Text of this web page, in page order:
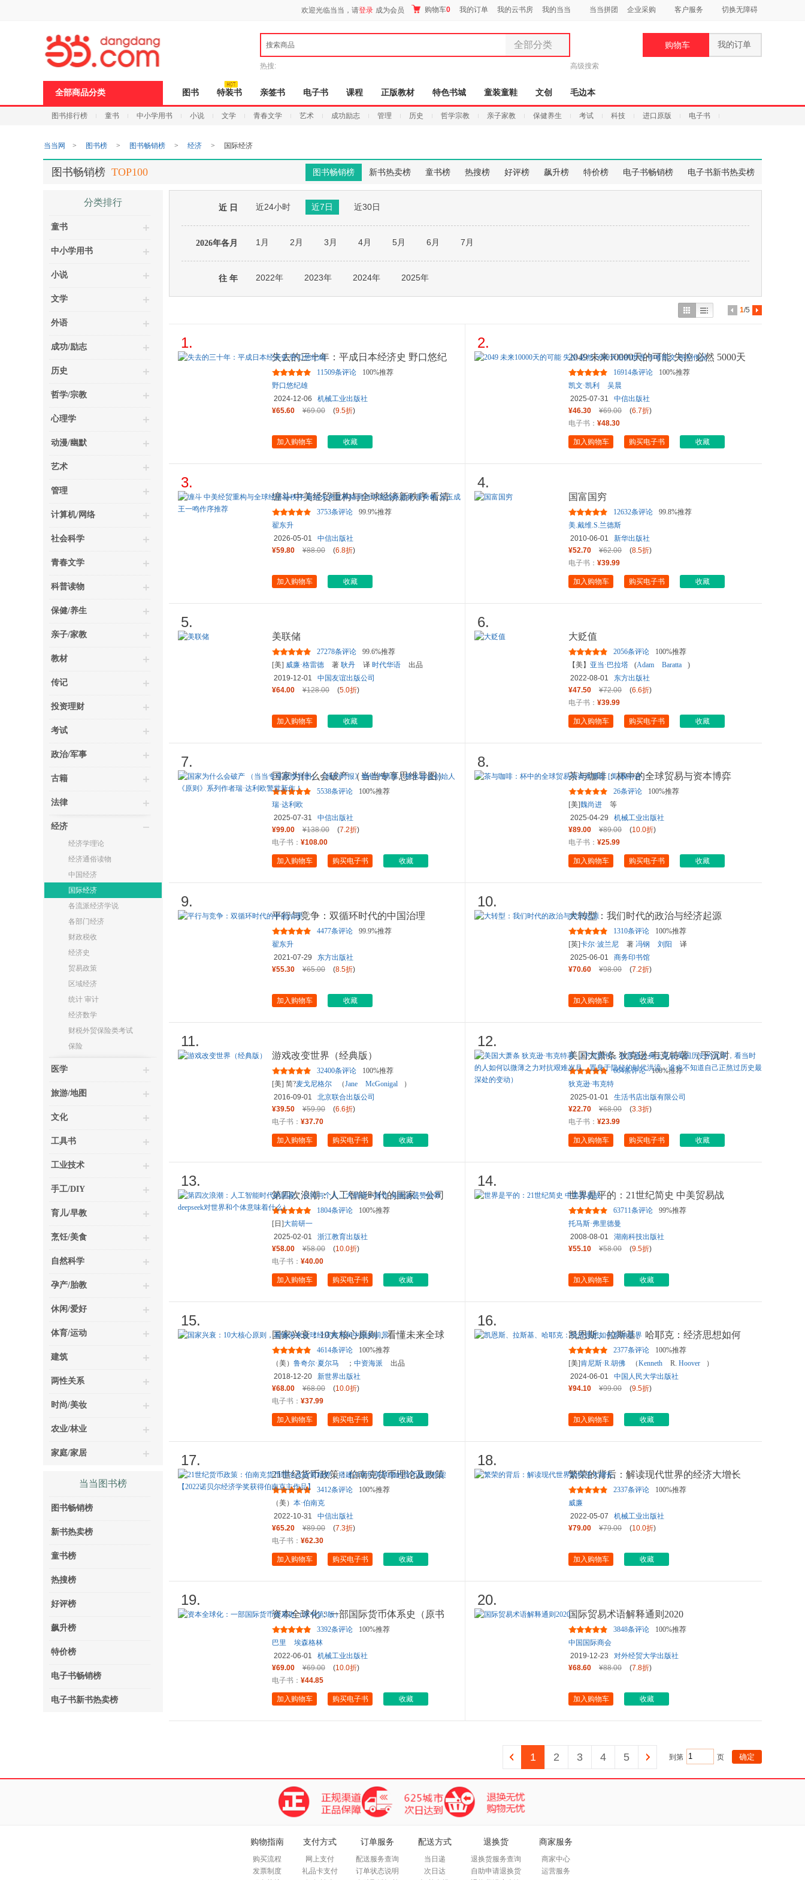
欢迎光临当当，请登录 成为会员 购物车0 我的订单 我的云书房 我的当当 当当拼团 企业采购 客户服务 切换无障碍
搜索商品 全部分类
图书
电子书
音像
玩具
孕婴服饰
热搜: 高级搜索
购物车 我的订单
全部商品分类 图书 特装书 亲签书 电子书 课程 正版教材 特色书城 童装童鞋 文创 毛边本
图书排行榜 童书 中小学用书 小说 文学 青春文学 艺术 成功励志 管理 历史 哲学宗教 亲子家教 保健养生 考试 科技 进口原版 电子书
页
当当网 > 图书榜 > 图书畅销榜 > 经济 > 国际经济
图书畅销榜 新书热卖榜 童书榜 热搜榜 好评榜 飙升榜 特价榜 电子书畅销榜 电子书新书热卖榜
图书畅销榜 TOP100
分类排行
童书
中小学用书
小说
文学
外语
成功/励志
历史
哲学/宗教
心理学
动漫/幽默
艺术
管理
计算机/网络
社会科学
青春文学
科普读物
保健/养生
亲子/家教
教材
传记
投资理财
考试
政治/军事
古籍
法律
经济
经济学理论
经济通俗读物
中国经济
国际经济
各流派经济学说
各部门经济
财政税收
经济史
贸易政策
区域经济
统计 审计
经济数学
财税外贸保险类考试
保险
医学
旅游/地图
文化
工具书
工业技术
手工/DIY
育儿/早教
烹饪/美食
自然科学
孕产/胎教
休闲/爱好
体育/运动
建筑
两性关系
时尚/美妆
农业/林业
家庭/家居
当当图书榜
图书畅销榜
新书热卖榜
童书榜
热搜榜
好评榜
飙升榜
特价榜
电子书畅销榜
电子书新书热卖榜
近 日 近24小时 近7日 近30日
2026年各月 1月 2月 3月 4月 5月 6月 7月
往 年 2022年 2023年 2024年 2025年
1/5
1.
失去的三十年：平成日本经济史 野口悠纪
雄
11509条评论
100%推荐
野口悠纪雄
2024-12-06
机械工业出版社
¥65.60
¥69.00 (9.5折)
加入购物车 收藏
2.
2049 未来10000天的可能 失控 必然 5000天
后的世界 作者凯文·...
16914条评论
100%推荐
凯文·凯利
吴晨
2025-07-31
中信出版社
¥46.30
¥69.00 (6.7折)
电子书： ¥48.30
加入购物车 购买电子书 收藏
3.
缠斗 中美经贸重构与全球经济新秩序 看清
未来世界格局与中国战略...
3753条评论
99.9%推荐
翟东升
2026-05-01
中信出版社
¥59.80
¥88.00 (6.8折)
加入购物车 收藏
4.
国富国穷
12632条评论
99.8%推荐
美.戴维.S.兰德斯
2010-06-01
新华出版社
¥52.70
¥62.00 (8.5折)
电子书： ¥39.99
加入购物车 购买电子书 收藏
5.
美联储
27278条评论
99.6%推荐
[美] 威廉·格雷德 著 耿丹 译 时代华语
出品
2019-12-01
中国友谊出版公司
¥64.00
¥128.00 (5.0折)
加入购物车 收藏
6.
大贬值
2056条评论
100%推荐
【美】 亚当·巴拉塔 (Adam Baratta
)
2022-08-01
东方出版社
¥47.50
¥72.00 (6.6折)
电子书： ¥39.99
加入购物车 购买电子书 收藏
7.
国家为什么会破产 （当当专享思维导图）
《纽约时报》畅销书榜首！...
5538条评论
100%推荐
瑞·达利欧
2025-07-31
中信出版社
¥99.00
¥138.00 (7.2折)
电子书： ¥108.00
加入购物车 购买电子书 收藏
8.
茶与咖啡：杯中的全球贸易与资本博弈
[美]魏尚进
26条评论
100%推荐
[美]魏尚进
等
2025-04-29
机械工业出版社
¥89.00
¥89.00 (10.0折)
电子书： ¥25.99
加入购物车 购买电子书 收藏
9.
平行与竞争：双循环时代的中国治理
4477条评论
99.9%推荐
翟东升
2021-07-29
东方出版社
¥55.30
¥65.00 (8.5折)
加入购物车 收藏
10.
大转型：我们时代的政治与经济起源
1310条评论
100%推荐
[英]卡尔·波兰尼 著 冯钢 刘阳
译
2025-06-01
商务印书馆
¥70.60
¥98.00 (7.2折)
加入购物车 收藏
11.
游戏改变世界（经典版）
32400条评论
100%推荐
[美] 简?麦戈尼格尔 （Jane McGonigal
）
2016-09-01
北京联合出版公司
¥39.50
¥59.90 (6.6折)
电子书： ¥37.70
加入购物车 购买电子书 收藏
12.
美国大萧条 狄克逊·韦克特著 （下沉时
代，在普通人身上见证美国...
664条评论
100%推荐
狄克逊·韦克特
2025-01-01
生活书店出版有限公司
¥22.70
¥68.00 (3.3折)
电子书： ¥23.99
加入购物车 购买电子书 收藏
13.
第四次浪潮：人工智能时代的国家、公司
与个人（大前研一新作 吴晓...
1804条评论
100%推荐
[日]大前研一
2025-02-01
浙江教育出版社
¥58.00
¥58.00 (10.0折)
电子书： ¥40.00
加入购物车 购买电子书 收藏
14.
世界是平的：21世纪简史 中美贸易战
63711条评论
99%推荐
托马斯·弗里德曼
2008-08-01
湖南科技出版社
¥55.10
¥58.00 (9.5折)
加入购物车 收藏
15.
国家兴衰：10大核心原则，看懂未来全球
经济格局和中国的前景
4614条评论
100%推荐
（美） 鲁奇尔·夏尔马 ； 中资海派
出品
2018-12-20
新世界出版社
¥68.00
¥68.00 (10.0折)
电子书： ¥37.99
加入购物车 购买电子书 收藏
16.
凯恩斯、拉斯基、哈耶克：经济思想如何
影响世界
2377条评论
100%推荐
[美]肯尼斯·R.胡佛 （Kenneth R. Hoover
）
2024-06-01
中国人民大学出版社
¥94.10
¥99.00 (9.5折)
加入购物车 收藏
17.
21世纪货币政策：伯南克货币理论及政策
精粹，搭建21世纪美联储的...
3412条评论
100%推荐
（美） 本·伯南克
2022-10-31
中信出版社
¥65.20
¥89.00 (7.3折)
电子书： ¥62.30
加入购物车 购买电子书 收藏
18.
繁荣的背后：解读现代世界的经济大增长
2337条评论
100%推荐
威廉
2022-05-07
机械工业出版社
¥79.00
¥79.00 (10.0折)
加入购物车 收藏
19.
资本全球化：一部国际货币体系史（原书
第3版）
3392条评论
100%推荐
巴里
埃森格林
2022-06-01
机械工业出版社
¥69.00
¥69.00 (10.0折)
电子书： ¥44.85
加入购物车 购买电子书 收藏
20.
国际贸易术语解释通则2020
3848条评论
100%推荐
中国国际商会
2019-12-23
对外经贸大学出版社
¥68.60
¥88.00 (7.8折)
加入购物车 收藏
1 2 3 4 5 到第 页
购物指南
购买流程
发票制度
支付方式
网上支付
礼品卡支付
订单服务
配送服务查询
订单状态说明
配送方式
当日递
次日达
退换货
退换货服务查询
自助申请退换货
商家服务
商家中心
运营服务